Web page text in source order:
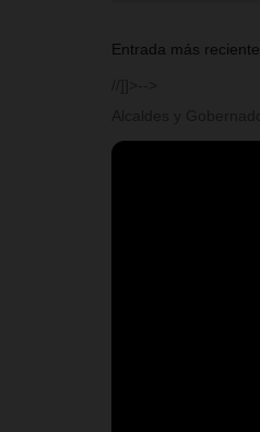
Entrada más reciente